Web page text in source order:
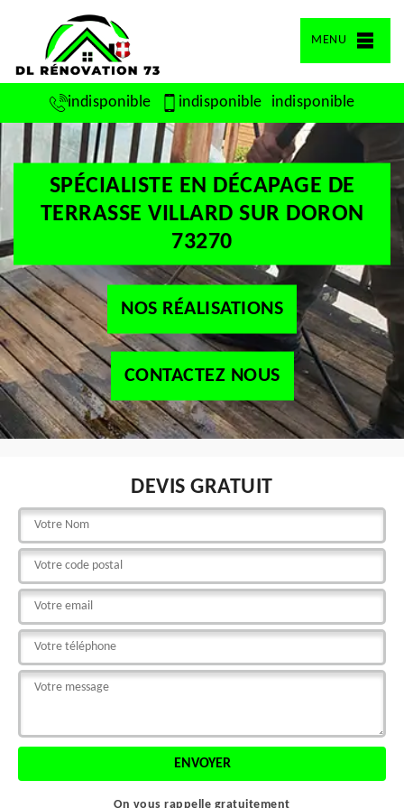
MENU
indisponible indisponible indisponible
SPÉCIALISTE EN DÉCAPAGE DE
TERRASSE VILLARD SUR DORON
73270
NOS RÉALISATIONS
CONTACTEZ NOUS
DEVIS GRATUIT
On vous rappelle gratuitement